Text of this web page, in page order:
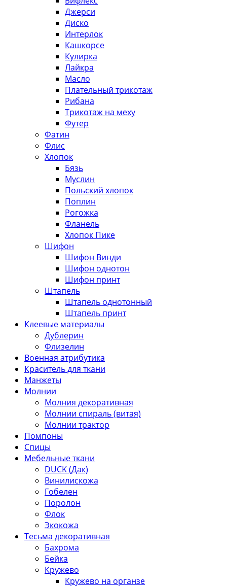
Джерси
Диско
Интерлок
Кашкорсе
Кулирка
Лайкра
Масло
Плательный трикотаж
Рибана
Трикотаж на меху
Футер
Фатин
Флис
Хлопок
Бязь
Муслин
Польский хлопок
Поплин
Рогожка
Фланель
Хлопок Пике
Шифон
Шифон Винди
Шифон однотон
Шифон принт
Штапель
Штапель однотонный
Штапель принт
Клеевые материалы
Дублерин
Флизелин
Военная атрибутика
Краситель для ткани
Манжеты
Молнии
Молния декоративная
Молнии спираль (витая)
Молнии трактор
Помпоны
Спицы
Мебельные ткани
DUCK (Дак)
Винилискожа
Гобелен
Поролон
Флок
Экокожа
Тесьма декоративная
Бахрома
Бейка
Кружево
Кружево на органзе